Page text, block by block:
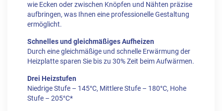
wie Ecken oder zwischen Knöpfen und Nähten präzise
aufbringen, was Ihnen eine professionelle Gestaltung
ermöglicht.
Schnelles und gleichmäßiges Aufheizen
Durch eine gleichmäßige und schnelle Erwärmung der
Heizplatte sparen Sie bis zu 30% Zeit beim Aufwärmen.
Drei Heizstufen
Niedrige Stufe – 145°C, Mittlere Stufe – 180°C, Hohe
Stufe – 205°C*